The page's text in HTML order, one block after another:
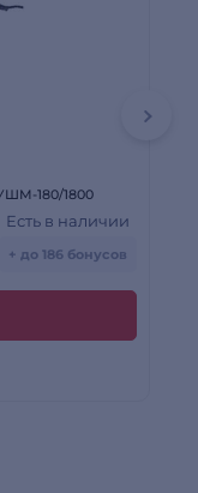
180/1800
Есть в наличии
+ до 186 бонусов